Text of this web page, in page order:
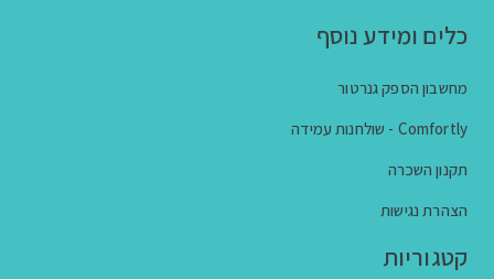
כלים ומידע נוסף
מחשבון הספק גנרטור
Comfortly - שולחנות עמידה
תקנון השכרה
הצהרת נגישות
קטגוריות